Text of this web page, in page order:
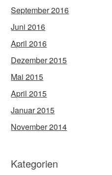
September 2016
Juni 2016
April 2016
Dezember 2015
Mai 2015
April 2015
Januar 2015
November 2014
Kategorien